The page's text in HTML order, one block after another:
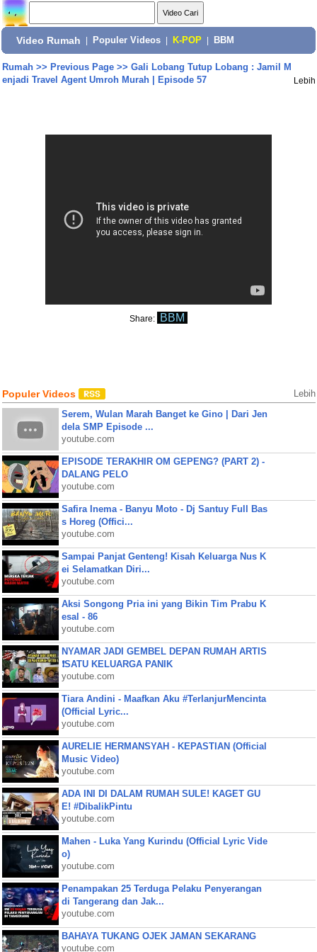
Video Rumah Populer Videos K-POP BBM
Rumah>> Previous Page>> Gali Lobang Tutup Lobang : Jamil M
enjadi Travel Agent Umroh Murah | Episode 57
Lebih
Share: BBM
Populer Videos Lebih
Serem, Wulan Marah Banget ke Gino | Dari Jen
dela SMP Episode ...
youtube.com
EPISODE TERAKHIR OM GEPENG? (PART 2) -
DALANG PELO
youtube.com
Safira Inema - Banyu Moto - Dj Santuy Full Bas
s Horeg (Offici...
youtube.com
Sampai Panjat Genteng! Kisah Keluarga Nus K
ei Selamatkan Diri...
youtube.com
Aksi Songong Pria ini yang Bikin Tim Prabu K
esal - 86
youtube.com
NYAMAR JADI GEMBEL DEPAN RUMAH ARTIS
❗SATU KELUARGA PANIK
youtube.com
Tiara Andini - Maafkan Aku #TerlanjurMencinta
(Official Lyric...
youtube.com
AURELIE HERMANSYAH - KEPASTIAN (Official
Music Video)
youtube.com
ADA INI DI DALAM RUMAH SULE! KAGET GU
E! #DibalikPintu
youtube.com
Mahen - Luka Yang Kurindu (Official Lyric Vide
o)
youtube.com
Penampakan 25 Terduga Pelaku Penyerangan
di Tangerang dan Jak...
youtube.com
BAHAYA TUKANG OJEK JAMAN SEKARANG
youtube.com